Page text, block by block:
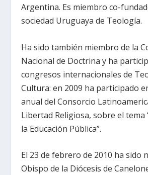
Argentina. Es miembro co-
sociedad Uruguaya de Teología.
Ha sido también miembro de la
Nacional de Doctrina y ha
congresos internacionales de
Cultura: en 2009 ha participado
anual del Consorcio
Libertad Religiosa, sobre el tema
la Educación Pública”.
El 23 de febrero de 2010 ha sido
Obispo de la Diócesis de